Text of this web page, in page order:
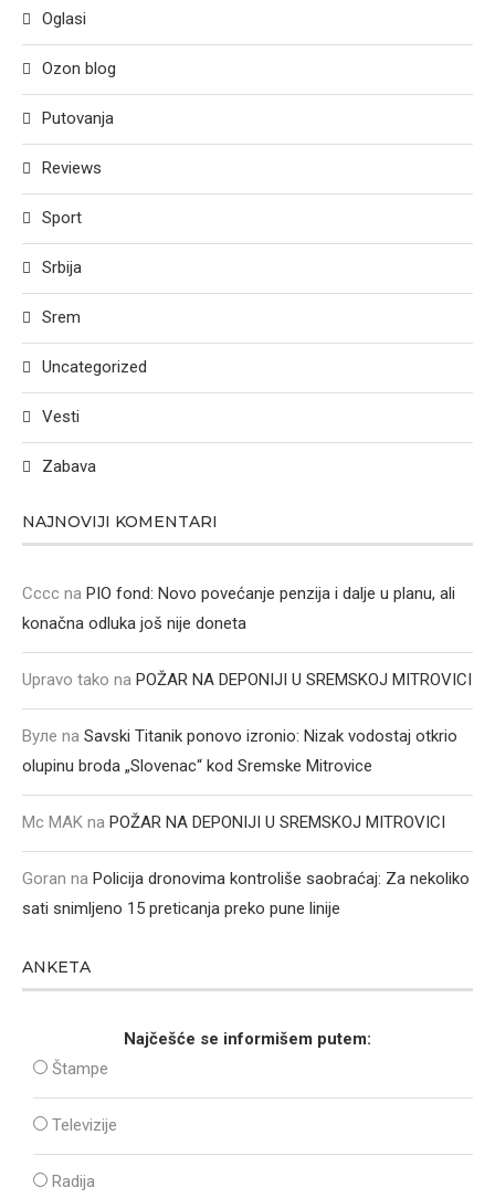
Oglasi
Ozon blog
Putovanja
Reviews
Sport
Srbija
Srem
Uncategorized
Vesti
Zabava
NAJNOVIJI KOMENTARI
Cccc na PIO fond: Novo povećanje penzija i dalje u planu, ali
konačna odluka još nije doneta
Upravo tako na POŽAR NA DEPONIJI U SREMSKOJ MITROVICI
Вуле na Savski Titanik ponovo izronio: Nizak vodostaj otkrio
olupinu broda „Slovenac“ kod Sremske Mitrovice
Mc MAK na POŽAR NA DEPONIJI U SREMSKOJ MITROVICI
Goran na Policija dronovima kontroliše saobraćaj: Za nekoliko
sati snimljeno 15 preticanja preko pune linije
ANKETA
Najčešće se informišem putem:
Štampe
Televizije
Radija